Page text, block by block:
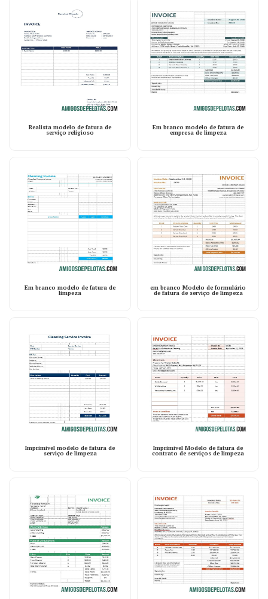
Realista modelo de fatura de
serviço religioso
Em branco modelo de fatura de
empresa de limpeza
Em branco modelo de fatura de
limpeza
em branco Modelo de formulário
de fatura de serviço de limpeza
Imprimível modelo de fatura de
serviço de limpeza
Imprimível Modelo de fatura de
contrato de serviços de limpeza